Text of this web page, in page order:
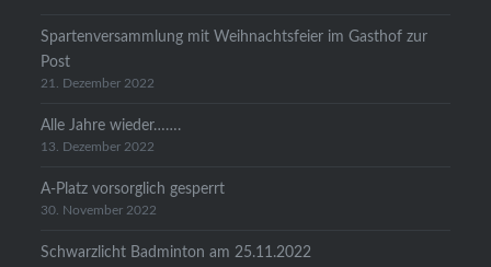
Spartenversammlung mit Weihnachtsfeier im Gasthof zur
Post
21. Dezember 2022
Alle Jahre wieder…….
13. Dezember 2022
A-Platz vorsorglich gesperrt
30. November 2022
Schwarzlicht Badminton am 25.11.2022